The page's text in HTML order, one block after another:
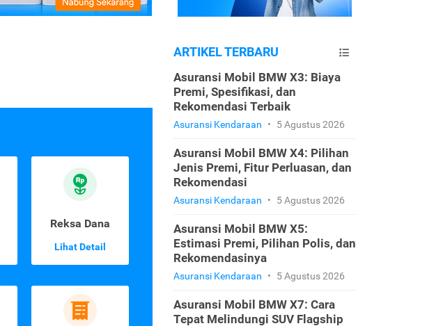
Reksa Dana
Lihat Detail
ARTIKEL TERBARU
Asuransi Mobil BMW X3: Biaya
Premi, Spesifikasi, dan
Rekomendasi Terbaik
Asuransi Kendaraan • 5 Agustus 2026
Asuransi Mobil BMW X4: Pilihan
Jenis Premi, Fitur Perluasan, dan
Rekomendasi
Asuransi Kendaraan • 5 Agustus 2026
Asuransi Mobil BMW X5:
Estimasi Premi, Pilihan Polis, dan
Rekomendasinya
Asuransi Kendaraan • 5 Agustus 2026
Asuransi Mobil BMW X7: Cara
Tepat Melindungi SUV Flagship